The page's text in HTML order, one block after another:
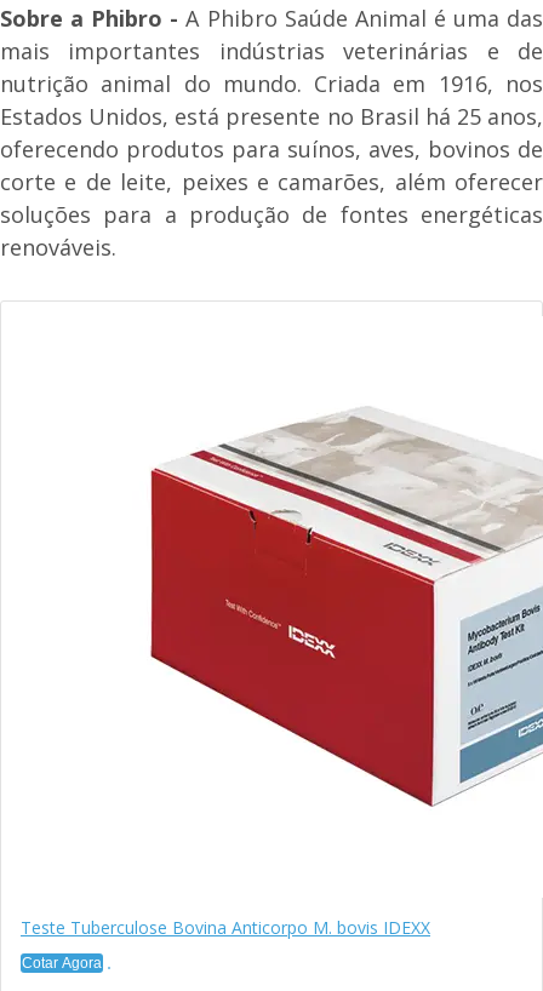
Sobre a Phibro -A Phibro Saúde Animal é uma das
mais importantes indústrias veterinárias e de
nutrição animal do mundo. Criada em 1916, nos
Estados Unidos, está presente no Brasil há 25 anos,
oferecendo produtos para suínos, aves, bovinos de
corte e de leite, peixes e camarões, além oferecer
soluções para a produção de fontes energéticas
renováveis.
Teste Tuberculose Bovina Anticorpo M. bovis IDEXX
Cotar Agora